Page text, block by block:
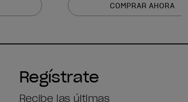
COMPRAR AHORA
Regístrate
Recibe las últimas